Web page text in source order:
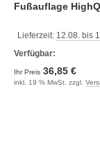
Fußauflage
Lieferzeit: 12.08. bis
Verfügbar:
Ihr Preis 36,85 €
inkl. 19 % MwSt. zzgl.